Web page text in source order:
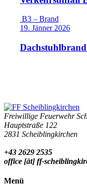
B3 – Brand
19. Jänner 2026
Freiwillige Feuerwehr
Hauptstraße 122
2831 Scheiblingkirchen
+43 2629 2535
office [ät] ff-
Menü